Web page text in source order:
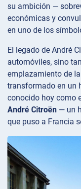
su ambición —
económicas y
en uno de los
El legado de André
automóviles, sino
emplazamiento de
transformado en un
conocido hoy como
André Citroën — un
que puso a Francia